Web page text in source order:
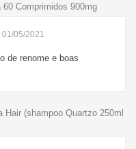
Comprimidos 900mg
01/05/2021
de renome e boas
(shampoo Quartzo 250ml